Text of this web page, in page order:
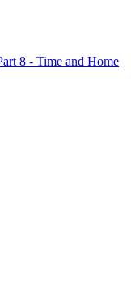
8 - Time and Home